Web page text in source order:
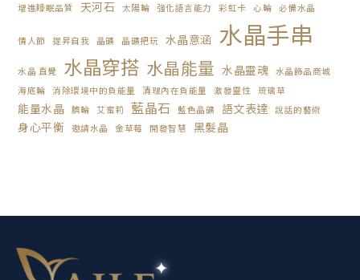
增進睡眠品質
天河石 太陽輪 強化語言能力 彩虹卡 心輪 必備水晶
情人節 提昇自我 晶礦 晶礦把玩 水晶意涵 水晶手串
水晶 直覺 水晶穿搭 水晶能量 水晶靈魂 水晶飾品商城
海底輪
消除環境中的負能量 清理內在負能量 激發靈性 琉璃草
能量水晶 臍輪 艾蜜莉 藍晶石 藍色晶礦 語文表達 說話的藝術
身心平衡 邀請水晶 金草莓 開發智慧 黑髮晶